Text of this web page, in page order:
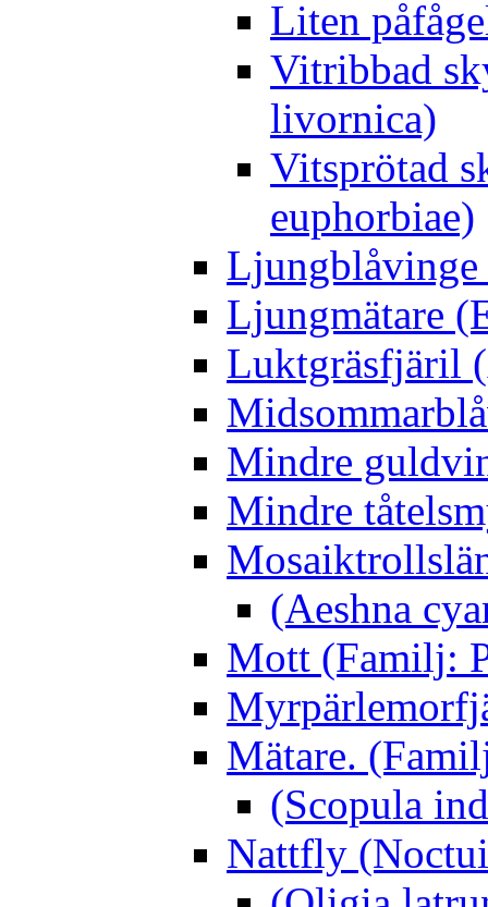
Liten
Vitribbad
livornica)
Vitsprötad
euphorbiae)
Ljungblåvinge
Ljungmätare
Luktgräsfjäril
Mindre
Mindre
(Aeshna
Mott (Familj:
Mätare.
(Scopula
Nattfly